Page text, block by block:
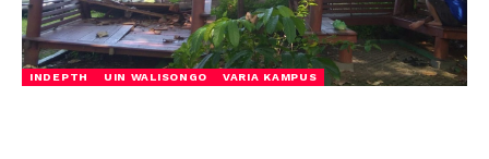
INDEPTH UIN WALISONGO VARIA KAMPUS